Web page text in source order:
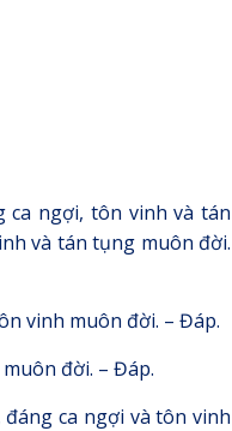
ca ngợi, tôn vinh và tán
và tán tụng muôn đời.
vinh muôn đời. – Đáp.
đời. – Đáp.
ca ngợi và tôn vinh